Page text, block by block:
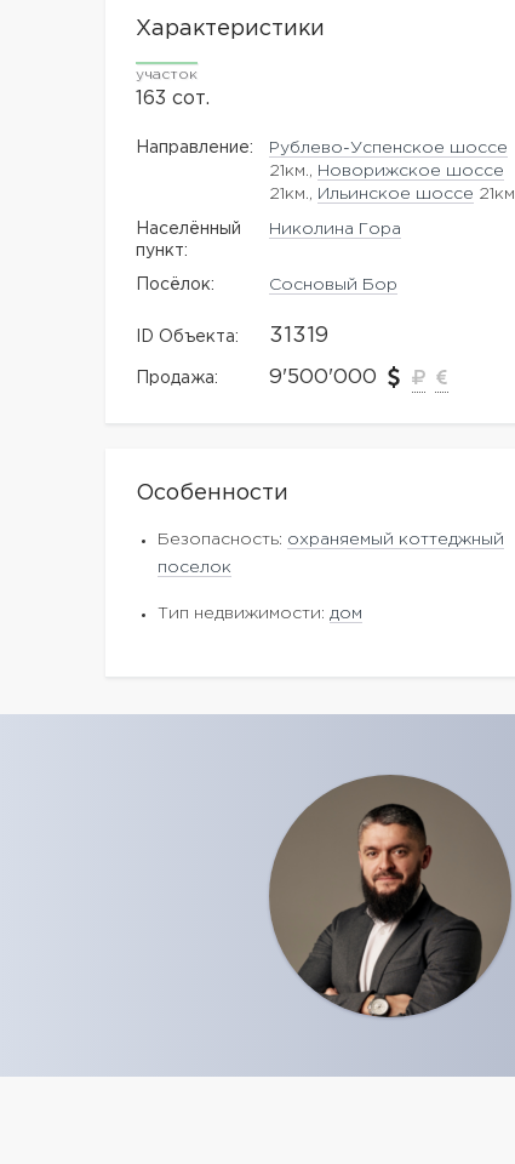
Характеристики
участок
163 сот.
Направление:
Рублево-Успенское шоссе
21км.,
Новорижское шоссе
21км.,
Ильинское шоссе 21км.
Населённый
пункт:
Николина Гора
Посёлок: Сосновый Бор
ID Объекта: 31319
Продажа: 9'500'000
Особенности
Безопасность: охраняемый коттеджный
поселок
Тип недвижимости: дом